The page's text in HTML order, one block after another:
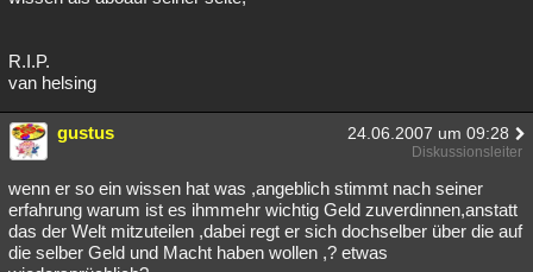
R.I.P.
van helsing
gustus 24.06.2007 um 09:28
Diskussionsleiter
wenn er so ein wissen hat was ,angeblich stimmt nach seiner
erfahrung warum ist es ihmmehr wichtig Geld zuverdinnen,anstatt
das der Welt mitzuteilen ,dabei regt er sich dochselber über die auf
die selber Geld und Macht haben wollen ,? etwas